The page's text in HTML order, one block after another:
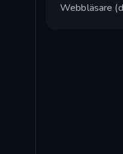
Webbläsare